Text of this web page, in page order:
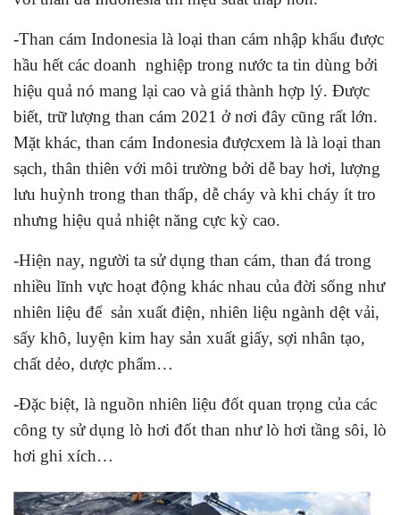
-Than cám Indonesia là loại than cám nhập khẩu được
hầu hết các doanh nghiệp trong nước ta tin dùng bởi
hiệu quả nó mang lại cao và giá thành hợp lý. Được
biết, trữ lượng than cám 2021 ở nơi đây cũng rất lớn.
Mặt khác, than cám Indonesia đượcxem là là loại than
sạch, thân thiên với môi trường bởi dễ bay hơi, lượng
lưu huỳnh trong than thấp, dễ cháy và khi cháy ít tro
nhưng hiệu quả nhiệt năng cực kỳ cao.
-Hiện nay, người ta sử dụng than cám, than đá trong
nhiều lĩnh vực hoạt động khác nhau của đời sống như
nhiên liệu để sản xuất điện, nhiên liệu ngành dệt vải,
sấy khô, luyện kim hay sản xuất giấy, sợi nhân tạo,
chất dẻo, dược phẩm…
-Đặc biệt, là nguồn nhiên liệu đốt quan trọng của các
công ty sử dụng lò hơi đốt than như lò hơi tầng sôi, lò
hơi ghi xích…